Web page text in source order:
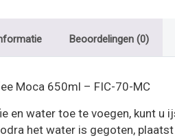
Beoordelingen (0)
Moca 650ml – FIC-70-MC
en water toe te voegen, kunt
het water is gegoten,